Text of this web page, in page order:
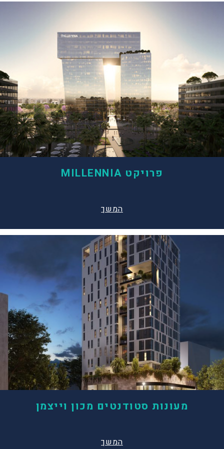
פרויקט MILLENNIA
המשך
מעונות סטודנטים מכון וייצמן
המשך